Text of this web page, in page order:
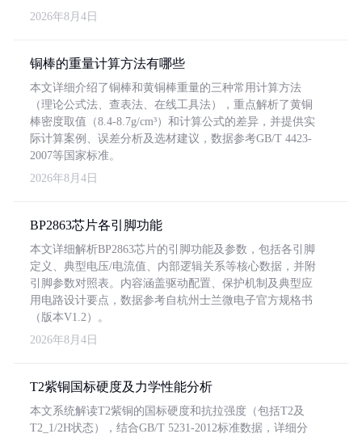
2026年8月4日
铜棒的重量计算方法有哪些
本文详细介绍了铜棒和黄铜棒重量的三种常用计算方法
（理论公式法、查表法、在线工具法），重点解析了黄铜
棒密度取值（8.4-8.7g/cm³）和计算公式的差异，并提供实
际计算案例、误差分析及选材建议，数据参考GB/T 4423-
2007等国家标准。
2026年8月4日
BP2863芯片各引脚功能
本文详细解析BP2863芯片的引脚功能及参数，包括各引脚
定义、典型电压/电流值、内部逻辑关系等核心数据，并附
引脚参数对照表。内容涵盖驱动配置、保护机制及典型应
用电路设计要点，数据参考自杭州士兰微电子官方规格书
（版本V1.2）。
2026年8月4日
T2紫铜国标硬度及力学性能分析
本文系统解读T2紫铜的国标硬度和抗拉强度（包括T2及
T2_1/2H状态），结合GB/T 5231-2012标准数据，详细分